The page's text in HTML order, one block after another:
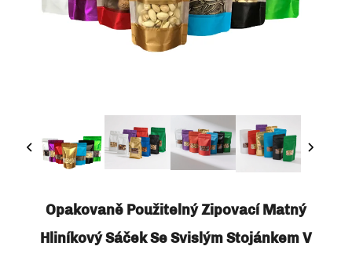
Opakovaně Použitelný Zipovací Matný
Hliníkový Sáček Se Svislým Stojánkem V